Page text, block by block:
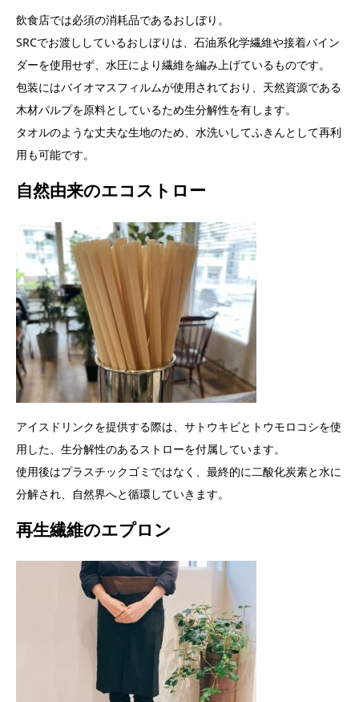
飲食店では必須の消耗品であるおしぼり。
SRCでお渡ししているおしぼりは、石油系化学繊維や接着バイン
ダーを使用せず、水圧により繊維を編み上げているものです。
包装にはバイオマスフィルムが使用されており、天然資源である
木材パルプを原料としているため生分解性を有します。
タオルのような丈夫な生地のため、水洗いしてふきんとして再利
用も可能です。
自然由来のエコストロー
アイスドリンクを提供する際は、サトウキビとトウモロコシを使
用した、生分解性のあるストローを付属しています。
使用後はプラスチックゴミではなく、最終的に二酸化炭素と水に
分解され、自然界へと循環していきます。
再生繊維のエプロン